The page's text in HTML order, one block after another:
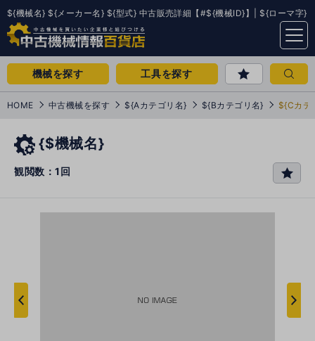
${機械名} ${メーカー名} ${型式} 中古販売詳細【#${機械ID}】| ${ローマ字}
menu
機械を探す 工具を探す
HOME 中古機械を探す ${Aカテゴリ名} ${Bカテゴリ名} ${Cカテ
{$機械名}
観閲数：1回
favo